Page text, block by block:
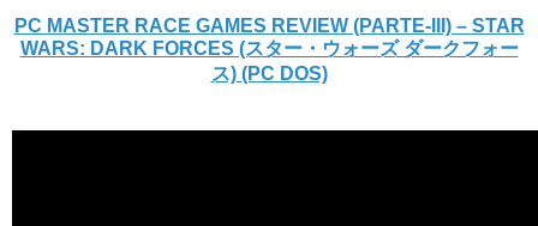
PC MASTER RACE GAMES REVIEW (PARTE-III) – STAR
WARS: DARK FORCES (スター・ウォーズ ダークフォー
ス) (PC DOS)